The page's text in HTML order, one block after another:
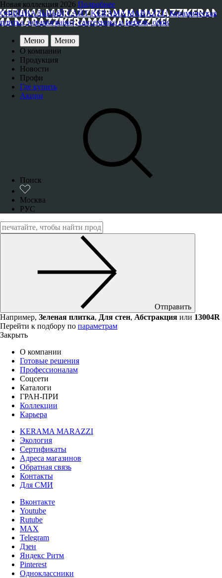
Новая коллекция 2026 Подробнее
ОФИЦИАЛЬНЫЙ САЙТ KERAMA MARAZZI | Керамическая
плитка, керамогранит, сантехника и мебель, обои
Меню
Меню
О компании
Продукция
Новости
Профи
Где купить
Акции
Поиск
Москва
РУС
Отправить
Например, Зеленая плитка, Для стен, Абстракция или 13004R
Перейти к подбору по параметрам
Закрыть
О компании
Готовые решения
Профессионалам
Соцсети
Каталоги
ГРАН-ПРИ
Коллекции
Карьера
KERAMA MARAZZI
Экология
Сертификаты
Адреса магазинов
Обратная связь
Контакты
Для СМИ
Вконтакте
Youtube
Rutube
MAX
Telegram
Дзен
Яндекс Ритм
Pinterest
Одноклассники